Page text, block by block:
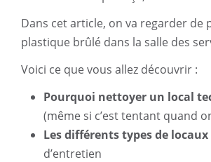
Dans cet article, on va regarder de
plastique brûlé dans la salle des
Voici ce que vous allez découvrir :
Pourquoi nettoyer un local
(même si c’est tentant quand
Les différents types de
d’entretien